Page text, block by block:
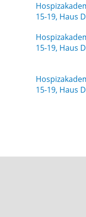
15-19, Haus
15-19, Haus
15-19, Haus